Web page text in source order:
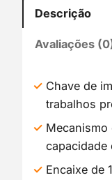
Descrição
Avaliações
Chave de
trabalhos
Mecanismo
capacidade
Encaixe de